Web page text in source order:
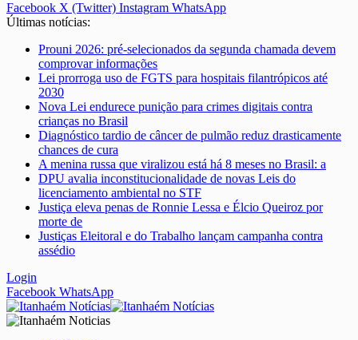
Facebook X (Twitter) Instagram WhatsApp
Últimas notícias:
Prouni 2026: pré-selecionados da segunda chamada devem
comprovar informações
Lei prorroga uso de FGTS para hospitais filantrópicos até
2030
Nova Lei endurece punição para crimes digitais contra
crianças no Brasil
Diagnóstico tardio de câncer de pulmão reduz drasticamente
chances de cura
A menina russa que viralizou está há 8 meses no Brasil: a
DPU avalia inconstitucionalidade de novas Leis do
licenciamento ambiental no STF
Justiça eleva penas de Ronnie Lessa e Élcio Queiroz por
morte de
Justiças Eleitoral e do Trabalho lançam campanha contra
assédio
Login
Facebook WhatsApp